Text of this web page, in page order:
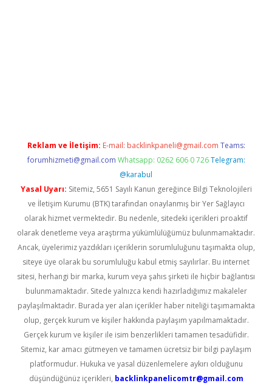
Reklam ve İletişim: E-mail: backlinkpaneli@gmail.com Teams:
forumhizmeti@gmail.com Whatsapp: 0262 606 0 726 Telegram:
@karabul
Yasal Uyarı: Sitemiz, 5651 Sayılı Kanun gereğince Bilgi Teknolojileri
ve İletişim Kurumu (BTK) tarafından onaylanmış bir Yer Sağlayıcı
olarak hizmet vermektedir. Bu nedenle, sitedeki içerikleri proaktif
olarak denetleme veya araştırma yükümlülüğümüz bulunmamaktadır.
Ancak, üyelerimiz yazdıkları içeriklerin sorumluluğunu taşımakta olup,
siteye üye olarak bu sorumluluğu kabul etmiş sayılırlar. Bu internet
sitesi, herhangi bir marka, kurum veya şahıs şirketi ile hiçbir bağlantısı
bulunmamaktadır. Sitede yalnızca kendi hazırladığımız makaleler
paylaşılmaktadır. Burada yer alan içerikler haber niteliği taşımamakta
olup, gerçek kurum ve kişiler hakkında paylaşım yapılmamaktadır.
Gerçek kurum ve kişiler ile isim benzerlikleri tamamen tesadüfidir.
Sitemiz, kar amacı gütmeyen ve tamamen ücretsiz bir bilgi paylaşım
platformudur. Hukuka ve yasal düzenlemelere aykırı olduğunu
düşündüğünüz içerikleri, backlinkpanelicomtr@gmail.com